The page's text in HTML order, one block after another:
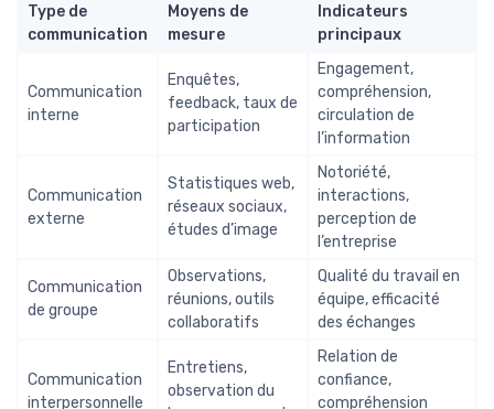
Type de
communication
Moyens de
mesure
Indicateurs
principaux
Communication
interne
Enquêtes,
feedback, taux de
participation
Engagement,
compréhension,
circulation de
l’information
Communication
externe
Statistiques web,
réseaux sociaux,
études d’image
Notoriété,
interactions,
perception de
l’entreprise
Communication
de groupe
Observations,
réunions, outils
collaboratifs
Qualité du travail en
équipe, efficacité
des échanges
Communication
interpersonnelle
Entretiens,
observation du
Relation de
confiance,
compréhension